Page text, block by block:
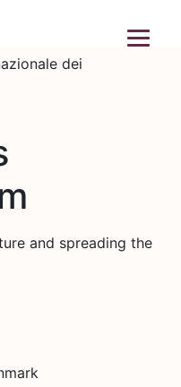
dei
and spreading the